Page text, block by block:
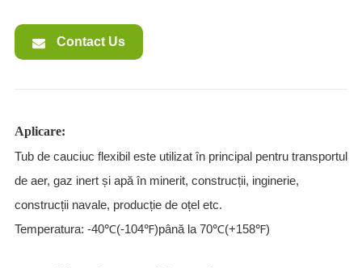
Contact Us
Aplicare:
Tub de cauciuc flexibil este utilizat în principal pentru transportul
de aer, gaz inert și apă în minerit, construcții, inginerie,
construcții navale, producție de oțel etc.
Temperatura: -40℃(-104℉)până la 70℃(+158℉)